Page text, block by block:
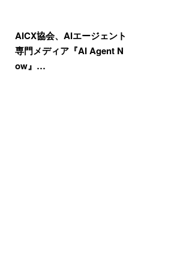
AICX協会、AIエージェント
専門メディア『AI Agent N
ow』…